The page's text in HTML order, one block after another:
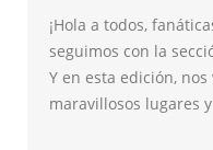
¡Hola a todos,
seguimos con la
Y en esta edición,
maravillosos lugares